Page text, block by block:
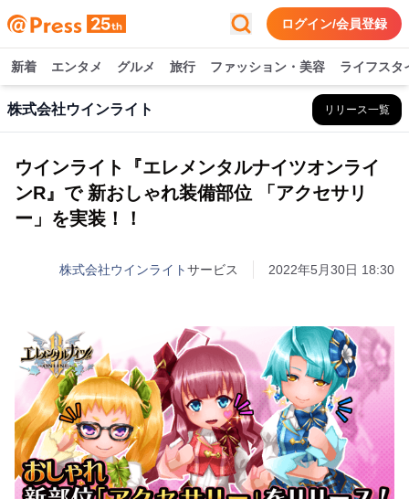
ログイン/会員登録
新着 エンタメ グルメ 旅行 ファッション・美容 ライフスタ
株式会社ウインライト リリース一覧
ウインライト『エレメンタルナイツオンライ
ンR』で 新おしゃれ装備部位 「アクセサリ
ー」を実装！！
株式会社ウインライトサービス 2022年5月30日 18:30